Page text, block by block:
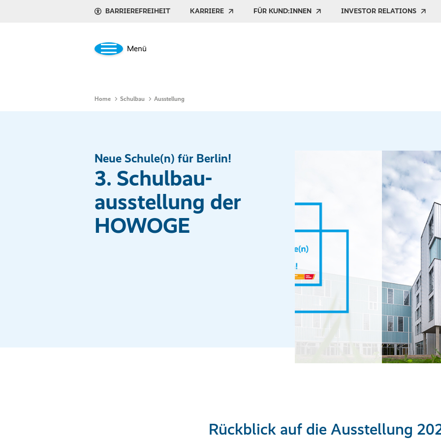
BARRIEREFREIHEIT KARRIERE FÜR KUND:INNEN INVESTOR RELATIONS
Menü
Home Schulbau Ausstellung
Neue Schule(n) für Berlin!
3. Schulbau­
ausstellung der
HOWOGE
Rückblick auf die Ausstellung